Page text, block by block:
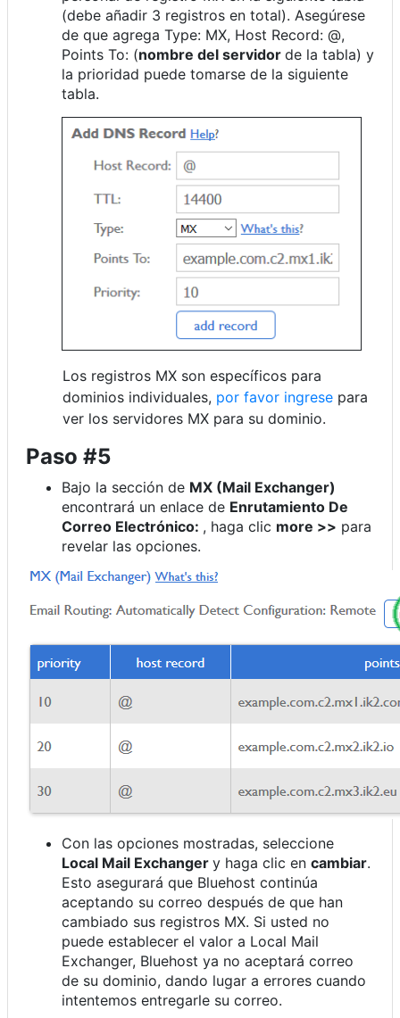
(debe añadir 3 registros en total). Asegúrese
de que agrega Type: MX, Host Record: @,
Points To: (nombre del servidor de la tabla) y
la prioridad puede tomarse de la siguiente
tabla.
Los registros MX son específicos para
dominios individuales, por favor ingrese para
ver los servidores MX para su dominio.
Paso #5
Bajo la sección de MX (Mail Exchanger)
encontrará un enlace de Enrutamiento De
Correo Electrónico: , haga clic more >> para
revelar las opciones.
Con las opciones mostradas, seleccione
Local Mail Exchanger y haga clic en cambiar.
Esto asegurará que Bluehost continúa
aceptando su correo después de que han
cambiado sus registros MX. Si usted no
puede establecer el valor a Local Mail
Exchanger, Bluehost ya no aceptará correo
de su dominio, dando lugar a errores cuando
intentemos entregarle su correo.